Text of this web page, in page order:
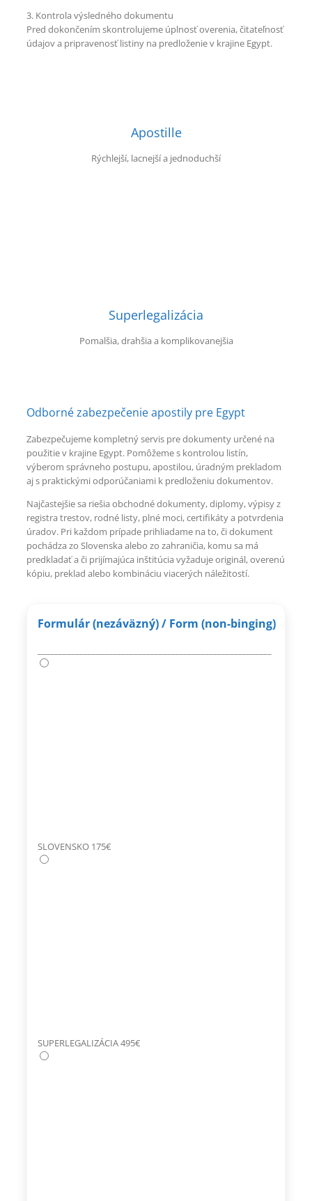
3. Kontrola výsledného dokumentu
Pred dokončením skontrolujeme úplnosť overenia, čitateľnosť
údajov a pripravenosť listiny na predloženie v krajine Egypt.
Apostille
Rýchlejší, lacnejší a jednoduchší
Superlegalizácia
Pomalšia, drahšia a komplikovanejšia
Odborné zabezpečenie apostily pre Egypt
Zabezpečujeme kompletný servis pre dokumenty určené na
použitie v krajine Egypt. Pomôžeme s kontrolou listín,
výberom správneho postupu, apostilou, úradným prekladom
aj s praktickými odporúčaniami k predloženiu dokumentov.
Najčastejšie sa riešia obchodné dokumenty, diplomy, výpisy z
registra trestov, rodné listy, plné moci, certifikáty a potvrdenia
úradov. Pri každom prípade prihliadame na to, či dokument
pochádza zo Slovenska alebo zo zahraničia, komu sa má
predkladať a či prijímajúca inštitúcia vyžaduje originál, overenú
kópiu, preklad alebo kombináciu viacerých náležitostí.
Formulár (nezáväzný) / Form (non-binging)
SLOVENSKO 175€
SUPERLEGALIZÁCIA 495€